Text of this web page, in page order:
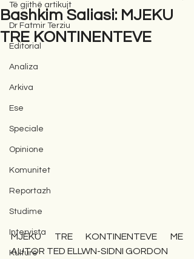
Të gjithë artikujt
Dr Fatmir Terziu
Editorial
Analiza
Arkiva
Ese
Speciale
Opinione
Komunitet
Reportazh
Studime
Intervista
Kulturë
Bashkim Saliasi: MJEKU
TRE KONTINENTEVE
MJEKU TRE KONTINENTEVE ME
AUTOR TED ELLWN-SIDNI GORDON